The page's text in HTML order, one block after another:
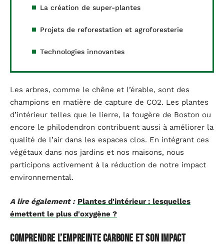
La création de super-plantes
Projets de reforestation et agroforesterie
Technologies innovantes
Les arbres, comme le chêne et l’érable, sont des
champions en matière de capture de CO2. Les plantes
d’intérieur telles que le lierre, la fougère de Boston ou
encore le philodendron contribuent aussi à améliorer la
qualité de l’air dans les espaces clos. En intégrant ces
végétaux dans nos jardins et nos maisons, nous
participons activement à la réduction de notre impact
environnemental.
A lire également : Plantes d'intérieur : lesquelles
émettent le plus d'oxygène ?
Comprendre l’empreinte carbone et son impact